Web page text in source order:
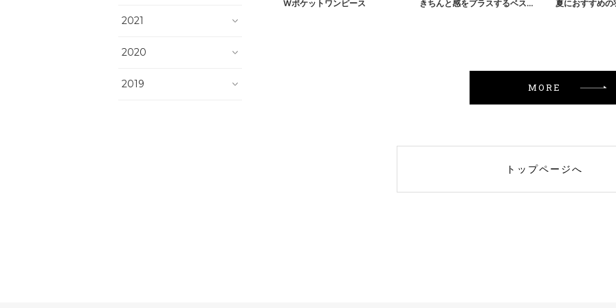
Wポケットワンピース きちんと感をプラスするベスト 夏におすすめの
MORE
トップページへ
2021
2020
2019